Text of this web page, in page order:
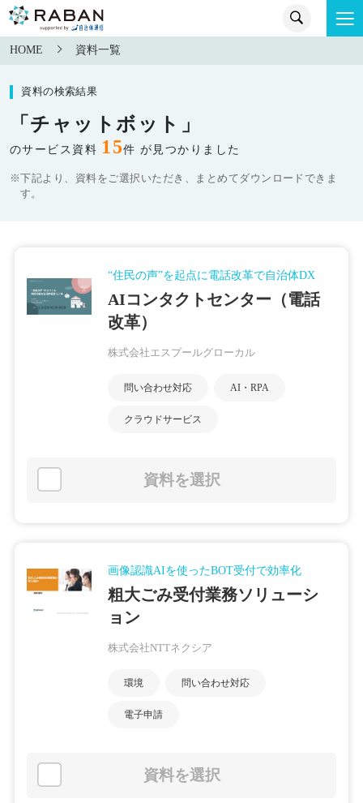
HOME 資料一覧
資料の検索結果
「チャットボット」
のサービス資料 15件 が見つかりました
※下記より、資料をご選択いただき、まとめてダウンロードできま
す。
“住民の声”を起点に電話改革で自治体DX
AIコンタクトセンター（電話
改革）
株式会社エスプールグローカル
問い合わせ対応 AI・RPA
クラウドサービス
資料を選択
画像認識AIを使ったBOT受付で効率化
粗大ごみ受付業務ソリューシ
ョン
株式会社NTTネクシア
環境 問い合わせ対応
電子申請
資料を選択